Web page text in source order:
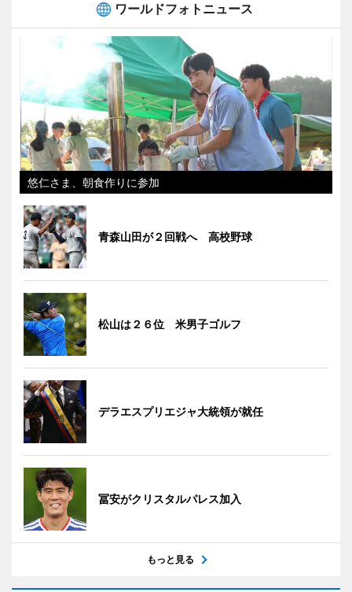
ワールドフォトニュース
悠仁さま、朝食作りに参加
青森山田が２回戦へ 高校野球
松山は２６位 米男子ゴルフ
デラエスプリエジャ大統領が就任
冨安がクリスタルパレス加入
もっと見る